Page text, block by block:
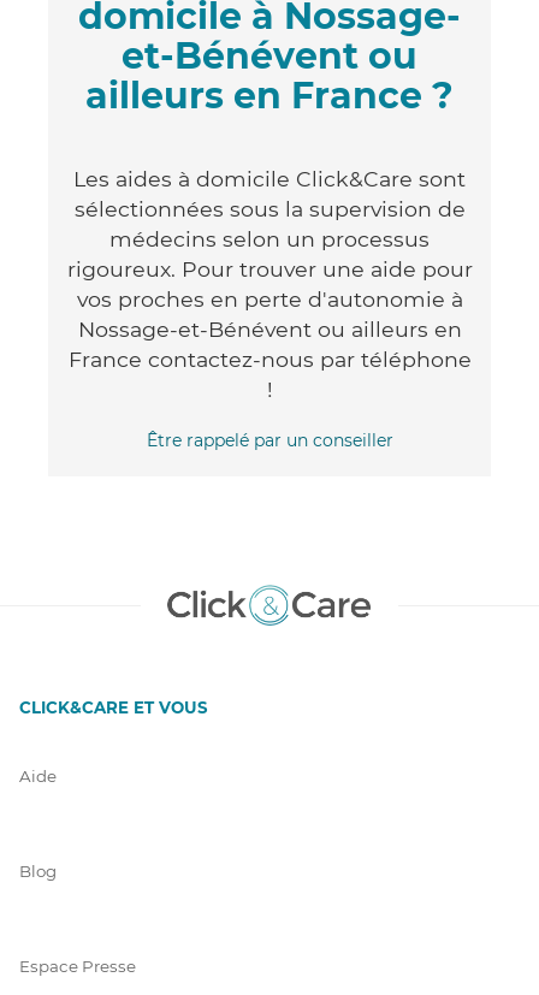
domicile à Nossage-
et-Bénévent ou
ailleurs en France ?
Les aides à domicile Click&Care sont
sélectionnées sous la supervision de
médecins selon un processus
rigoureux. Pour trouver une aide pour
vos proches en perte d'autonomie à
Nossage-et-Bénévent ou ailleurs en
France contactez-nous par téléphone
!
Être rappelé par un conseiller
CLICK&CARE ET VOUS
Aide
Blog
Espace Presse